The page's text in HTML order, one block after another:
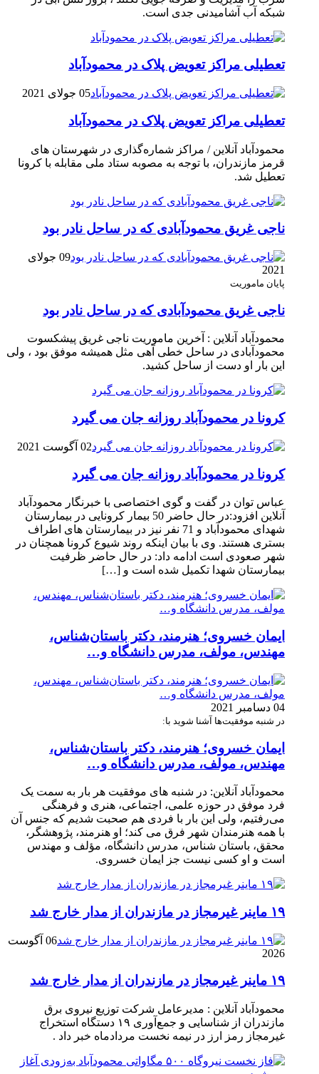
شبکه آب آشامیدنی جدی است.
تعطیلی مراکز تعویض پلاک در محمودآباد
05 جولای 2021
تعطیلی مراکز تعویض پلاک در محمودآباد
محمودآباد آنلاین / مراکز شماره‌گذاری در شهر‌ستان های
قرمز مازندران، با توجه به مصوبه ستاد ملی مقابله با کرونا
تعطیل شد.
ناجی غریق محمودآبادی که در ساحل نادر بود
09 جولای
2021
پایان ماموریت
ناجی غریق محمودآبادی که در ساحل نادر بود
محمودآباد آنلاین : آخرین ماموریت ناجی غریق پیشکسوت
محمودآبادی در ساحل خطی آهی مثل همیشه موفق بود ، ولی
این بار او دست از ساحل کشید.
کرونا در محمودآباد روزانه جان می گیرد
02 آگوست 2021
کرونا در محمودآباد روزانه جان می گیرد
عباس توان در گفت و گوی اختصاصی با خبرنگار محمودآباد
آنلاین افزود:در حال حاضر 50 بیمار کرونایی در بیمارستان
شهدای محمودآباد و 71 نفر نیز در بیمارستان های اطراف
بستری هستند. وی با بیان اینکه روند شیوع کرونا همچنان در
شهر صعودی است ادامه داد: در حال حاضر ظرفیت
بیمارستان شهدا تکمیل شده است و […]
ایمان خسروی؛ هنرمند، دکتر باستان‌شناس،
مهندس، مولف، مدرس دانشگاه و…
04 دسامبر 2021
در شنبه موفقیت‌ها آشنا شوید با:
ایمان خسروی؛ هنرمند، دکتر باستان‌شناس،
مهندس، مولف، مدرس دانشگاه و…
محمودآباد آنلاین: در شنبه های موفقیت هر بار به سمت یک
فرد موفق در حوزه علمی، اجتماعی، هنری و فرهنگی
می‌رفتیم، ولی این بار با فردی هم صحبت شدیم که جنس آن
با همه هنرمندان شهر فرق می کند؛ او هنرمند، پژوهشگر،
محقق، باستان شناس، مدرس دانشگاه، مؤلف و مهندس
است و او کسی نیست جز ایمان خسروی.
۱۹ ماینر غیرمجاز در مازندران از مدار خارج شد
06 آگوست
2026
۱۹ ماینر غیرمجاز در مازندران از مدار خارج شد
محمودآباد آنلاین : مدیرعامل شرکت توزیع نیروی برق
مازندران از شناسایی و جمع‌آوری ۱۹ دستگاه استخراج
غیرمجاز رمز ارز در نیمه نخست مردادماه خبر داد .